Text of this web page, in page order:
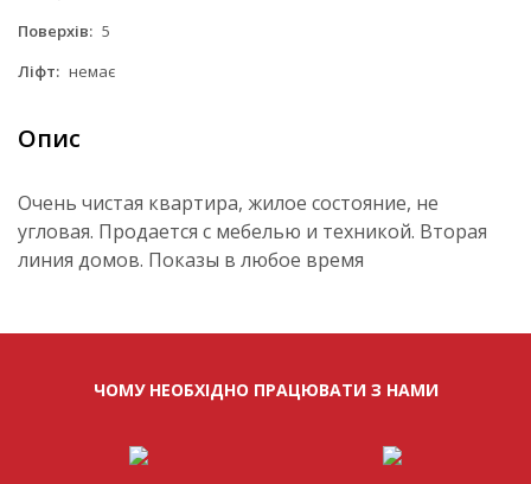
Поверхів: 5
Ліфт: немає
Опис
Очень чистая квартира, жилое состояние, не
угловая. Продается с мебелью и техникой. Вторая
линия домов. Показы в любое время
ЧОМУ НЕОБХІДНО ПРАЦЮВАТИ З НАМИ